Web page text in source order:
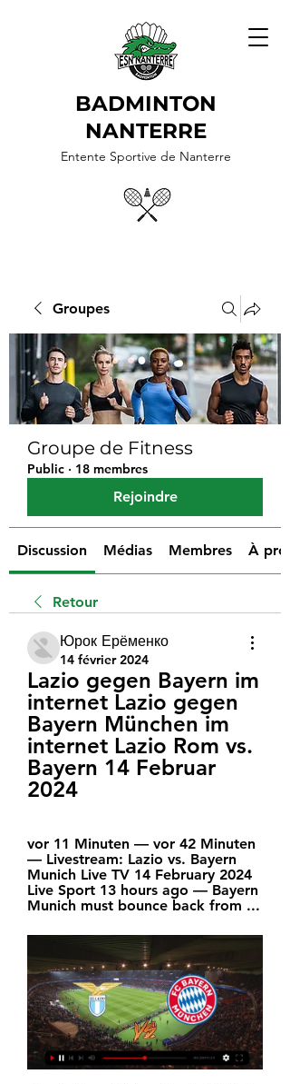
BADMINTON
NANTERRE
Entente Sportive de Nanterre
Groupes
Groupe de Fitness
Public · 18 membres
Rejoindre
Discussion Médias Membres À
Retour
Юрок Ерёменко
14 février 2024
Lazio gegen Bayern im
internet Lazio gegen
Bayern München im
internet Lazio Rom vs.
Bayern 14 Februar
2024
vor 11 Minuten — vor 42 Minuten
— Livestream: Lazio vs. Bayern
Munich Live TV 14 February 2024
Live Sport 13 hours ago — Bayern
Munich must bounce back from ...